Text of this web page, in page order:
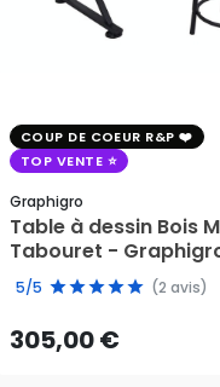
COUP DE COEUR R&P
TOP VENTE
Graphigro
Table à dessin Bois
Tabouret -
5/5 (2 avis)
305,00 €
305,00 €
AJOUTER AU